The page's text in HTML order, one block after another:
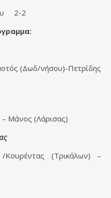
2-2
(Δωδ/νήσου)-Πετρίδης
– Μάνος (Λάρισας)
(Τρικάλων) –